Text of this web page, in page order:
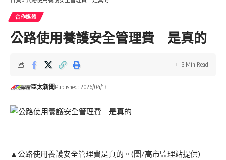
合作媒體
公路使用養護安全管理費 是真的
亞太新聞 Published: 2026/04/13
3 Min Read
▲公路使用養護安全管理費是真的。(圖/高市監理站提供)